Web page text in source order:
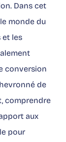
Dans cet
monde du
et les
conversion
de
comprendre
aux
pour